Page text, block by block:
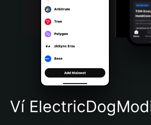
Bahasa Indonesia
Português (Brasil)
Español (Argentina)
Ví